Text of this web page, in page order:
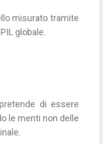
misurato tramite
globale.
di essere
le menti non delle